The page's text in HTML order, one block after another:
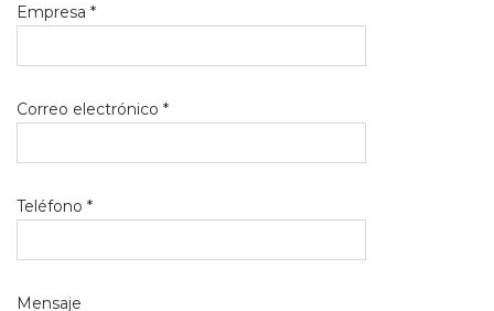
Empresa *
Correo electrónico *
Teléfono *
Mensaje